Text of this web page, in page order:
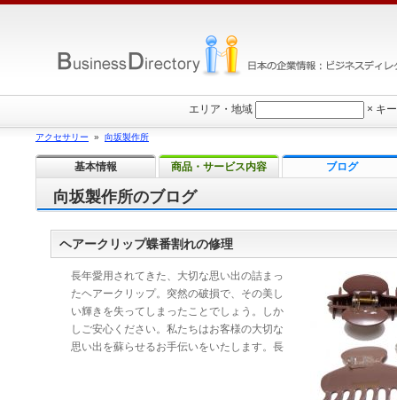
向坂製作所のブログ
ヘアークリップ蝶番割れの修理
長年愛用されてきた、大切な思い出の詰まっ
たヘアークリップ。突然の破損で、その美し
い輝きを失ってしまったことでしょう。しか
しご安心ください。私たちはお客様の大切な
思い出を蘇らせるお手伝いをいたします。長
エリア・地域 × キ
アクセサリー » 向坂製作所
基本情報 商品・サービス内容 ブログ